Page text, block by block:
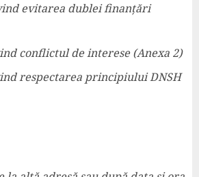
evitarea dublei finanțări
conflictul de interese (Anexa 2)
respectarea principiului DNSH